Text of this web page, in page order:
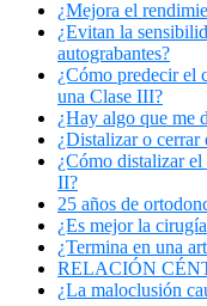
¿Mejora el
¿Evitan la
autograbantes?
¿Cómo predecir el
una Clase III?
¿Hay algo que me
¿Distalizar o cerrar
¿Cómo distalizar
II?
25 años de
¿Es mejor la
¿Termina en una
RELACIÓN
¿La maloclusión